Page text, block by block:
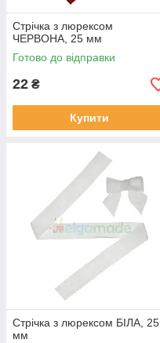
Стрічка з люрексом
ЧЕРВОНА, 25 мм
Готово до відправки
22 ₴
Купити
Стрічка з люрексом БІЛА, 25
мм